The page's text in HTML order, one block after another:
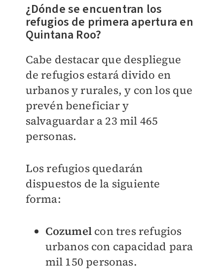
¿Dónde se encuentran los
refugios de primera apertura en
Quintana Roo?
Cabe destacar que despliegue
de refugios estará divido en
urbanos y rurales, y con los que
prevén beneficiar y
salvaguardar a 23 mil 465
personas.
Los refugios quedarán
dispuestos de la siguiente
forma:
Cozumelcon tres refugios
urbanos con capacidad para
mil 150 personas.